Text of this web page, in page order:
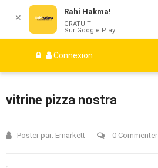
Connexion
vitrine pizza nostra
Poster par: Emarkett 0 Commenter
✕
Rahi Hakma!
GRATUIT
Sur Google Play